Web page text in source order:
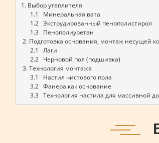
1. Выбор утеплителя
      1.1   Минеральная вата
      1.2   Экструдированный пенополистирол
      1.3   Пенополиуретан
2. Подготовка основания, монтаж несущей
      2.1   Лаги
      2.2   Черновой пол (подшивка)
3. Технология монтажа
      3.1   Настил чистового пола
      3.2   Фанера как основание
3.3   Технология настила для массивной